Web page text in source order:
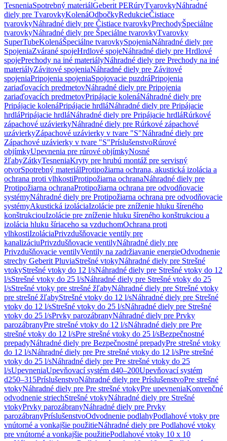
TesneniaSpotrebný materiálGeberit PERúryTvarovkyNáhradné
diely pre TvarovkyKolenáOdbočkyRedukcieČistiace
tvarovkyNáhradné diely pre Čistiace tvarovkyPrechodyŠpeciálne
tvarovkyNáhradné diely pre Špeciálne tvarovkyTvarovky
SuperTubeKolenáŠpeciálne tvarovkySpojeniaNáhradné diely pre
SpojeniaZvárané spojeHrdlové spojeNáhradné diely pre Hrdlové
spojePrechody na iné materiályNáhradné diely pre Prechody na iné
materiályZávitové spojeniaNáhradné diely pre Závitové
spojeniaPripojenia spojeniaSpojovacie puzdráPripojenia
zariaďovacích predmetovNáhradné diely pre Pripojenia
zariaďovacích predmetovPripájacie kolenáNáhradné diely pre
Pripájacie kolenáPripájacie hrdláNáhradné diely pre Pripájacie
hrdláPripájacie hrdláNáhradné diely pre Pripájacie hrdláRúrkové
zápachové uzávierkyNáhradné diely pre Rúrkové zápachové
uzávierkyZápachové uzávierky v tvare "S"Náhradné diely pre
Zápachové uzávierky v tvare "S"PríslušenstvoRúrové
objímkyUpevnenia pre rúrové objímkyNosné
žľabyZátkyTesneniaKryty pre hrubú montáž pre servisný
otvorSpotrebný materiálProtipožiarna ochrana, akustická izolácia a
ochrana proti vlhkostiProtipožiarna ochranaNáhradné diely pre
Protipožiarna ochranaProtipožiarna ochrana pre odvodňovacie
systémyNáhradné diely pre Protipožiarna ochrana pre odvodňovacie
systémyAkustická izoláciaIzolácie pre zníženie hluku šíreného
konštrukciouIzolácie pre zníženie hluku šíreného konštrukciou a
izolácia hluku šíriaceho sa vzduchomOchrana proti
vlhkostiIzoláciaPrivzdušňovacie ventily pre
kanalizáciuPrivzdušňovacie ventilyNáhradné diely pre
Privzdušňovacie ventilyVentily na zadržiavanie energieOdvodnenie
strechy Geberit PluviaStrešné vtokyNáhradné diely pre Strešné
vtokyStrešné vtoky do 12 l/sNáhradné diely pre Strešné vtoky do 12
l/sStrešné vtoky do 25 l/sNáhradné diely pre Strešné vtoky do 25
l/sStrešné vtoky pre strešné žľabyNáhradné diely pre Strešné vtoky
pre strešné žľabyStrešné vtoky do 12 l/sNáhradné diely pre Strešné
vtoky do 12 l/sStrešné vtoky do 25 l/sNáhradné diely pre Strešné
vtoky do 25 l/sPrvky parozábranyNáhradné diely pre Prvky
parozábranyPre strešné vtoky do 12 l/sNáhradné diely pre Pre
strešné vtoky do 12 l/sPre strešné vtoky do 25 l/sBezpečnostné
prepadyNáhradné diely pre Bezpečnostné prepadyPre strešné vtoky
do 12 l/sNáhradné diely pre Pre strešné vtoky do 12 l/sPre strešné
vtoky do 25 l/sNáhradné diely pre Pre strešné vtoky do 25
l/sUpevneniaUpevňovací systém d40–200Upevňovací systém
d250–315PríslušenstvoNáhradné diely pre PríslušenstvoPre strešné
vtokyNáhradné diely pre Pre strešné vtokyPre upevneniaKonvenčné
odvodnenie striechStrešné vtokyNáhradné diely pre Strešné
vtokyPrvky parozábranyNáhradné diely pre Prvky
parozábranyPríslušenstvoOdvodnenie podlahyPodlahové vtoky pre
vnútorné a vonkajšie použitieNáhradné diely pre Podlahové vtoky
pre vnútorné a vonkajšie použitiePodlahové vtoky 10 x 10